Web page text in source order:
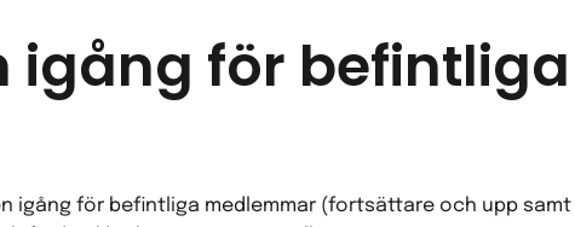
igång för befintliga
igång för befintliga medlemmar (fortsättare och upp samt